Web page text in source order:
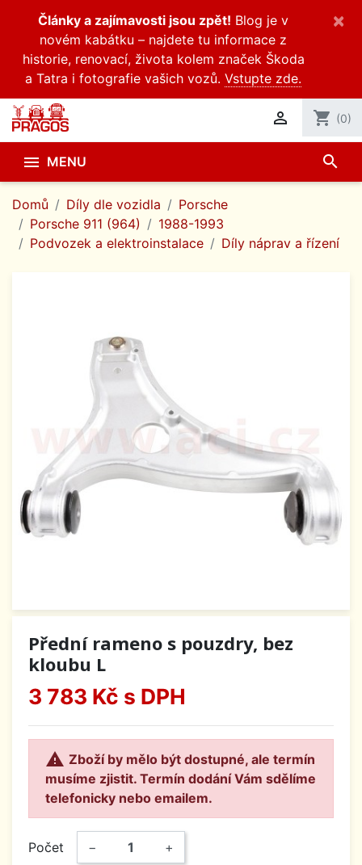
Články a zajímavosti jsou zpět! Blog je v
novém kabátku – najdete tu informace z
historie, renovací, života kolem značek Škoda
a Tatra i fotografie vašich vozů. Vstupte zde.
×
 shopping_cart (0)
 MENU search
Domů Díly dle vozidla
Porsche
Porsche 911 (964)
1988-1993
Podvozek a elektroinstalace
Díly náprav a řízení
Přední rameno s pouzdry, bez
kloubu L
3 783 Kč s DPH
 Zboží by mělo být dostupné, ale termín
musíme zjistit. Termín dodání Vám sdělíme
telefonicky nebo emailem.
Počet − +